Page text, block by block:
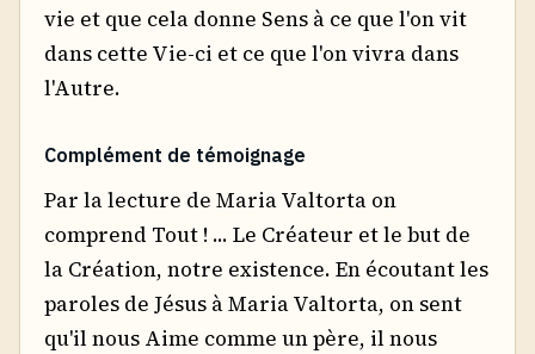
vie et que cela donne Sens à ce que l'on vit
dans cette Vie-ci et ce que l'on vivra dans
l'Autre.
Complément de témoignage
Par la lecture de Maria Valtorta on
comprend Tout ! ... Le Créateur et le but de
la Création, notre existence. En écoutant les
paroles de Jésus à Maria Valtorta, on sent
qu'il nous Aime comme un père, il nous